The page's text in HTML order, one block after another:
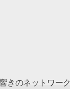
きのネットワーク